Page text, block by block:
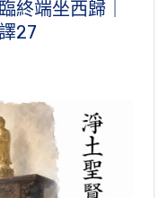
終端坐西歸｜
27